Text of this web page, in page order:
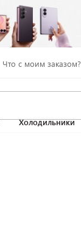
Что с моим заказом?
Холодильники